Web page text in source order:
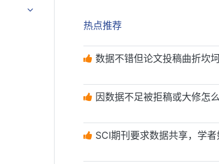
热点推荐
数据不错但论文投稿曲折坎
因数据不足被拒稿或大修怎
SCI期刊要求数据共享，学